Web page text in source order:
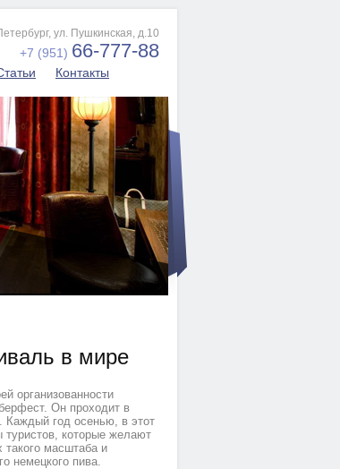
ул. Пушкинская, д.10
+7 (951) 66-777-88
Контакты
в мире
организованности
Он проходит в
Каждый год осенью, в этот
которые желают
такого масштаба и
немецкого пива.